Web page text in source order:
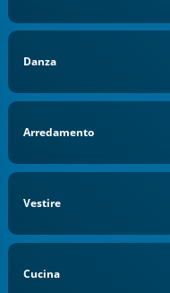
Danza
Arredamento
Vestire
Cucina